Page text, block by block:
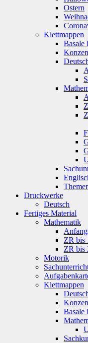
Ostern
Klettmappen
Basale
Druckwerke
Deutsch
Fertiges Material
Mathematik
ZR bis
ZR bis
Motorik
Klettmappen
Basale